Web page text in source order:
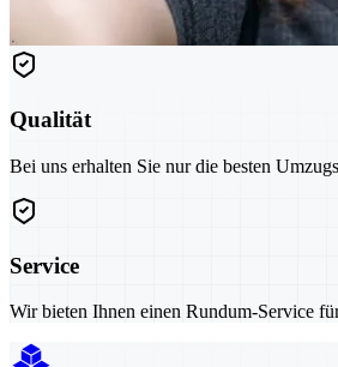
Qualität
Bei uns erhalten Sie nur die besten
Service
Wir bieten Ihnen einen Rundum-Service